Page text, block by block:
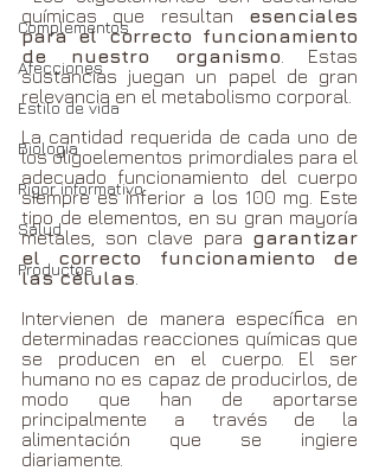
Complementos
Afecciones
Estilo de vida
Biología
Rigor informativo
Salud
Productos
químicas que resultan esenciales
para el correcto funcionamiento
de nuestro organismo . Estas
sustancias juegan un papel de gran
La cantidad requerida de cada uno de
los oligoelementos primordiales para el
adecuado funcionamiento del cuerpo
siempre es inferior a los 100 mg. Este
tipo de elementos, en su gran mayoría
metales, son clave para garantizar
el correcto funcionamiento de
las células
Intervienen de manera específica en
determinadas reacciones químicas que
se producen en el cuerpo. El ser
humano no es capaz de producirlos, de
modo que han de aportarse
principalmente a través de la
alimentación que se ingiere
diariamente.